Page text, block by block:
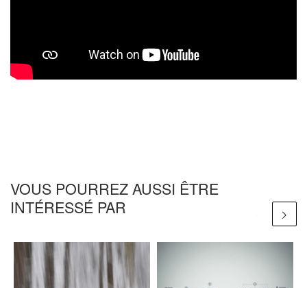
VOUS POURREZ AUSSI ÊTRE
INTÉRESSÉ PAR